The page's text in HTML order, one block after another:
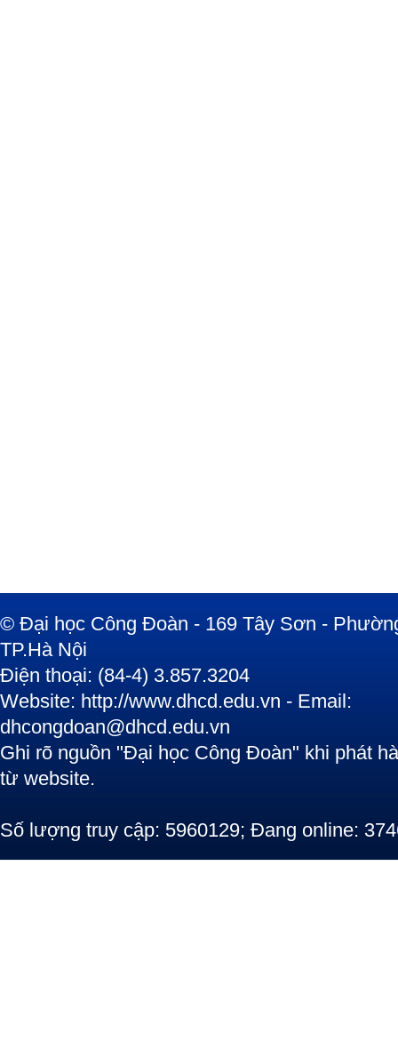
© Đại học Công Đoàn - 169 Tây Sơn -
TP.Hà Nội
Điện thoại: (84-4) 3.857.3204
Website: http://www.dhcd.edu.vn - Email:
dhcongdoan@dhcd.edu.vn
Ghi rõ nguồn "Đại học Công Đoàn" khi phát
từ website.
Số lượng truy cập: 5960129; Đang online: